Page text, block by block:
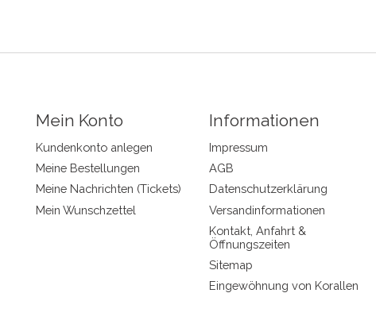
Mein Konto
Kundenkonto anlegen
Meine Bestellungen
Meine Nachrichten (Tickets)
Mein Wunschzettel
Informationen
Impressum
AGB
Datenschutzerklärung
Versandinformationen
Kontakt, Anfahrt &
Öffnungszeiten
Sitemap
Eingewöhnung von Korallen